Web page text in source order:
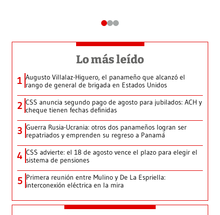
Lo más leído
1 Augusto Villalaz-Higuero, el panameño que alcanzó el
rango de general de brigada en Estados Unidos
2 CSS anuncia segundo pago de agosto para jubilados: ACH y
cheque tienen fechas definidas
3 Guerra Rusia-Ucrania: otros dos panameños logran ser
repatriados y emprenden su regreso a Panamá
4 CSS advierte: el 18 de agosto vence el plazo para elegir el
sistema de pensiones
5 Primera reunión entre Mulino y De La Espriella:
interconexión eléctrica en la mira